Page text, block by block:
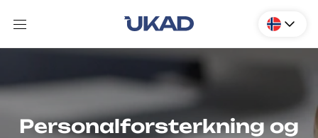
Personalforsterkning og